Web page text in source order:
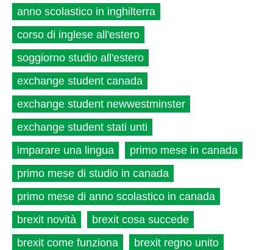
anno scolastico in inghilterra
corso di inglese all'estero
soggiorno studio all'estero
exchange student canada
exchange student newwestminster
exchange student stati unti
imparare una lingua
primo mese in canada
primo mese di studio in canada
primo mese di anno scolastico in canada
brexit novità
brexit cosa succede
brexit come funziona
brexit regno unito